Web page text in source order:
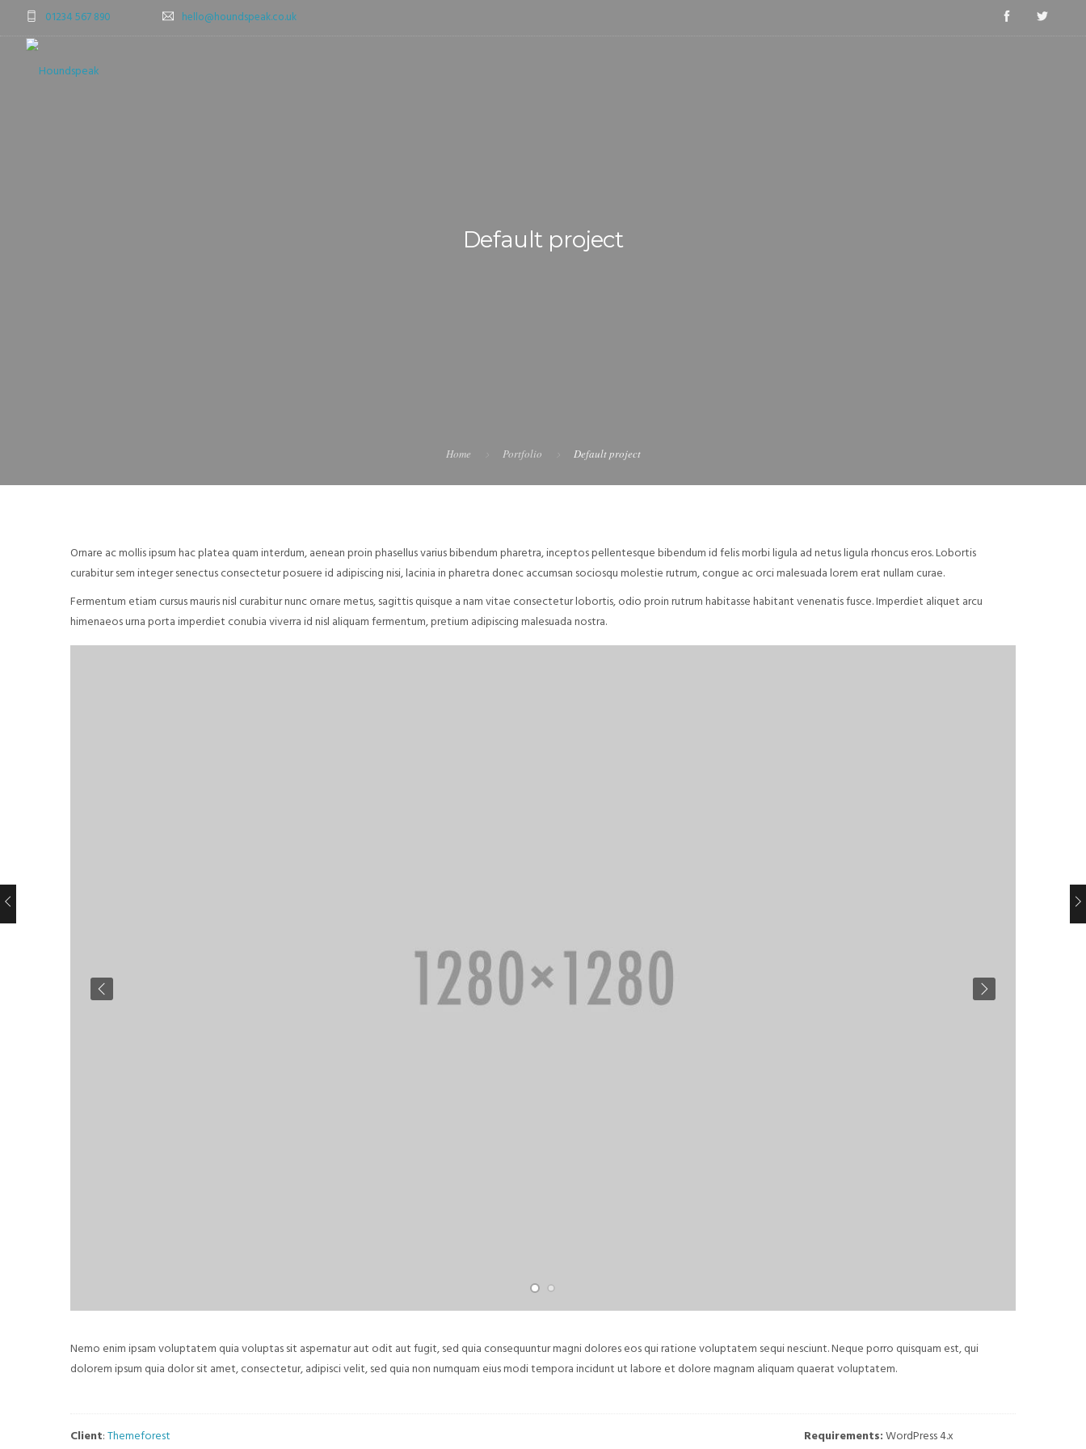
01234 567 890 hello@houndspeak.co.uk
Default project
Home Portfolio Default project
Ornare ac mollis ipsum hac platea quam interdum, aenean proin phasellus varius bibendum pharetra, inceptos pellentesque bibendum id felis morbi ligula ad netus ligula rhoncus eros. Lobortis
curabitur sem integer senectus consectetur posuere id adipiscing nisi, lacinia in pharetra donec accumsan sociosqu molestie rutrum, congue ac orci malesuada lorem erat nullam curae.
Fermentum etiam cursus mauris nisl curabitur nunc ornare metus, sagittis quisque a nam vitae consectetur lobortis, odio proin rutrum habitasse habitant venenatis fusce. Imperdiet aliquet arcu
himenaeos urna porta imperdiet conubia viverra id nisl aliquam fermentum, pretium adipiscing malesuada nostra.
Nemo enim ipsam voluptatem quia voluptas sit aspernatur aut odit aut fugit, sed quia consequuntur magni dolores eos qui ratione voluptatem sequi nesciunt. Neque porro quisquam est, qui
dolorem ipsum quia dolor sit amet, consectetur, adipisci velit, sed quia non numquam eius modi tempora incidunt ut labore et dolore magnam aliquam quaerat voluptatem.
Client:Themeforest Requirements:WordPress 4.x